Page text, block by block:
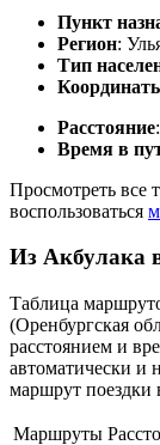
Пункт
Регион:
Тип
Расстояние:
Время в
Просмотреть все
воспользоваться
Из Акбулака
Таблица
(Оренбургская
расстоянием и
автоматически и
маршрут поездки
Маршруты